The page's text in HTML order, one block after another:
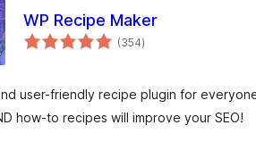
WP Recipe Maker
(354કુલ
રેટિંગ્સ
)
user-friendly recipe plugin for
how-to recipes will improve your SEO!